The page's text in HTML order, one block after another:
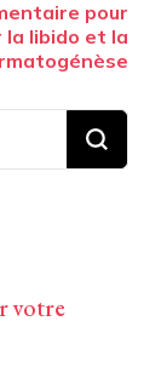
pour
libido et la
votre